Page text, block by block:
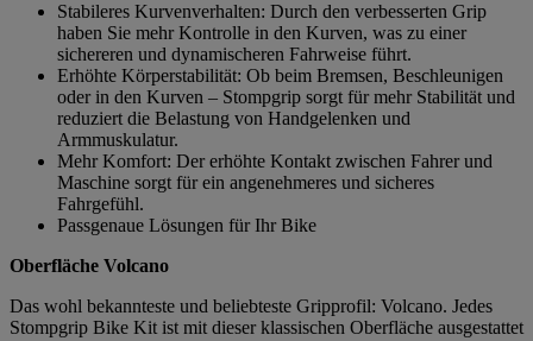
Stabileres Kurvenverhalten: Durch den verbesserten Grip
haben Sie mehr Kontrolle in den Kurven, was zu einer
sichereren und dynamischeren Fahrweise führt.
Erhöhte Körperstabilität: Ob beim Bremsen, Beschleunigen
oder in den Kurven – Stompgrip sorgt für mehr Stabilität und
reduziert die Belastung von Handgelenken und
Armmuskulatur.
Mehr Komfort: Der erhöhte Kontakt zwischen Fahrer und
Maschine sorgt für ein angenehmeres und sicheres
Fahrgefühl.
Passgenaue Lösungen für Ihr Bike
Oberfläche Volcano
Das wohl bekannteste und beliebteste Gripprofil: Volcano. Jedes
Stompgrip Bike Kit ist mit dieser klassischen Oberfläche ausgestattet